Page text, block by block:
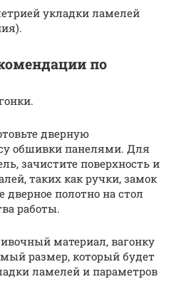
укладки ламелей
по
дверную
обшивки панелями. Для
зачистите поверхность и
таких как ручки, замок
дверное полотно на стол
работы.
материал, вагонку
размер, который будет
ламелей и параметров